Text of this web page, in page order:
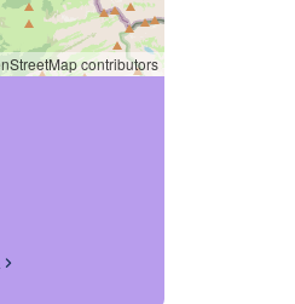
contributors